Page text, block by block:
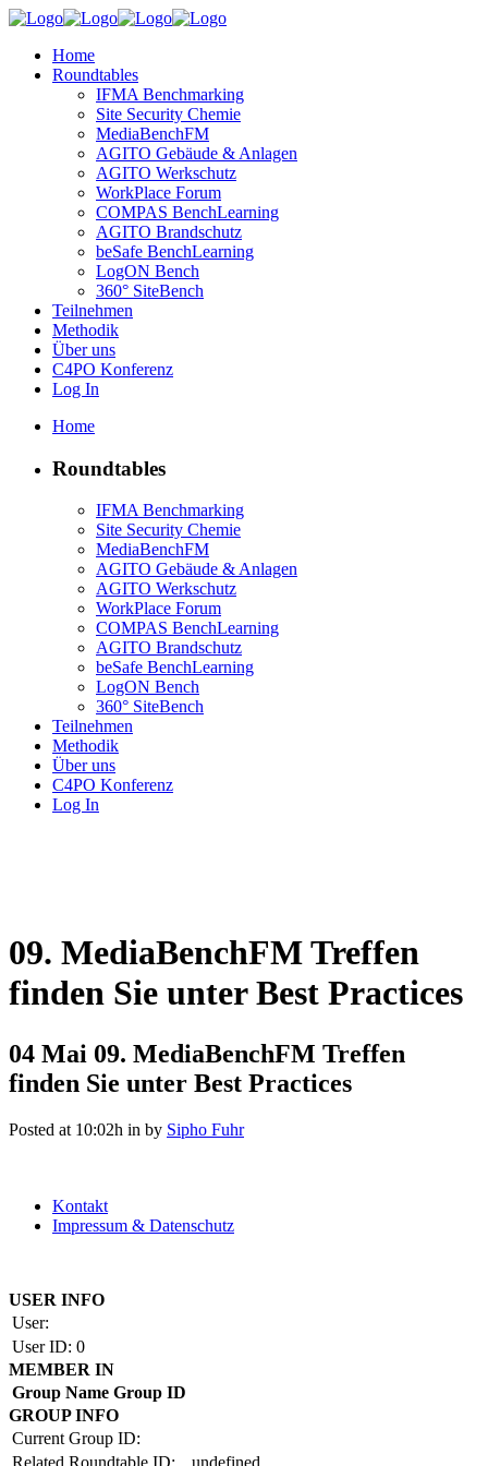
Home
Roundtables
IFMA Benchmarking
Site Security Chemie
MediaBenchFM
AGITO Gebäude & Anlagen
AGITO Werkschutz
WorkPlace Forum
COMPAS BenchLearning
AGITO Brandschutz
beSafe BenchLearning
LogON Bench
360° SiteBench
Teilnehmen
Methodik
Über uns
C4PO Konferenz
Log In
Home
Roundtables
IFMA Benchmarking
Site Security Chemie
MediaBenchFM
AGITO Gebäude & Anlagen
AGITO Werkschutz
WorkPlace Forum
COMPAS BenchLearning
AGITO Brandschutz
beSafe BenchLearning
LogON Bench
360° SiteBench
Teilnehmen
Methodik
Über uns
C4PO Konferenz
Log In
09. MediaBenchFM Treffen
finden Sie unter Best Practices
04 Mai 09. MediaBenchFM Treffen
finden Sie unter Best Practices
Posted at 10:02h in by Sipho Fuhr
Kontakt
Impressum & Datenschutz
USER INFO
User:
User ID: 0
MEMBER IN
Group Name Group ID
GROUP INFO
Current Group ID: